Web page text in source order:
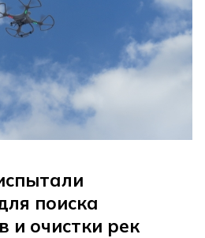
поиска
и очистки рек